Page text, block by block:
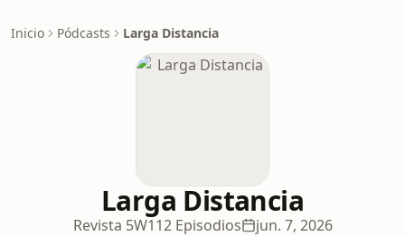
Inicio Pódcasts Larga Distancia
Larga Distancia
Revista 5W112 Episodios jun. 7, 2026